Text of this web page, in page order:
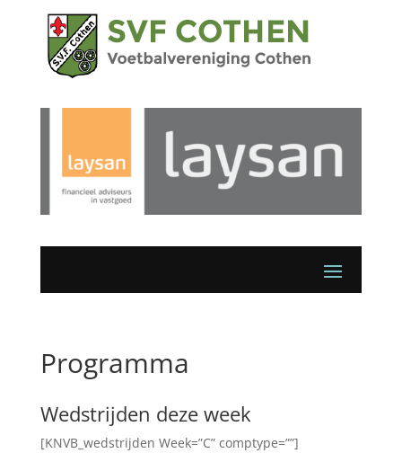
Programma
Wedstrijden deze week
[KNVB_wedstrijden Week=”C” comptype=””]